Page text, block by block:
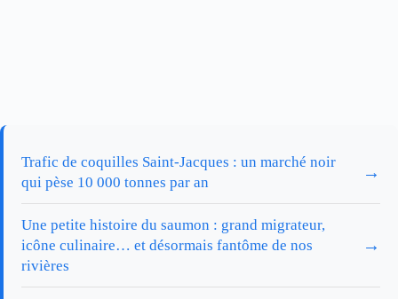
Trafic de coquilles Saint-Jacques : un marché noir
qui pèse 10 000 tonnes par an
→
Une petite histoire du saumon : grand migrateur,
icône culinaire… et désormais fantôme de nos
rivières
→